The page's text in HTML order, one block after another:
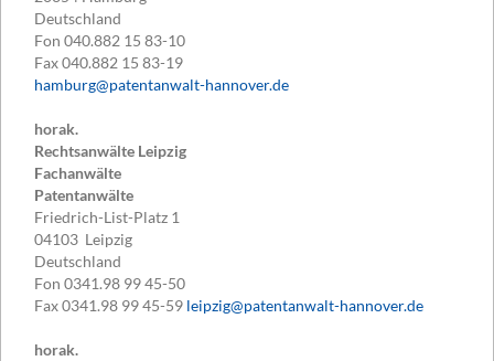
Deutschland
Fon 040.882 15 83-10
Fax040.882 15 83-19
hamburg@patentanwalt-hannover.de
horak.
Rechtsanwälte Leipzig
Fachanwälte
Patentanwälte
Friedrich-List-Platz 1
04103 Leipzig
Deutschland
Fon 0341.98 99 45-50
Fax0341.98 99 45-59 leipzig@patentanwalt-hannover.de
horak.